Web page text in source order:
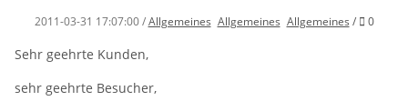
2011-03-31 17:07:00 /Allgemeines Allgemeines Allgemeines / 0
Sehr geehrte Kunden,
sehr geehrte Besucher,